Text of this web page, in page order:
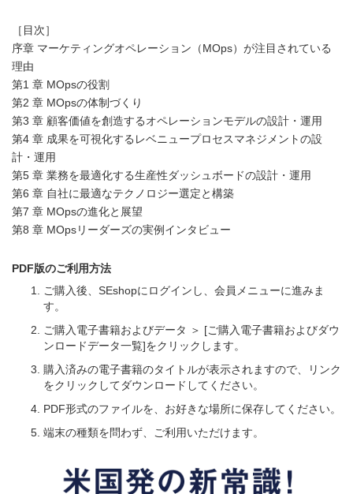
［目次］
序章 マーケティングオペレーション（MOps）が注目されている
理由
第1 章 MOpsの役割
第2 章 MOpsの体制づくり
第3 章 顧客価値を創造するオペレーションモデルの設計・運用
第4 章 成果を可視化するレベニュープロセスマネジメントの設
計・運用
第5 章 業務を最適化する生産性ダッシュボードの設計・運用
第6 章 自社に最適なテクノロジー選定と構築
第7 章 MOpsの進化と展望
第8 章 MOpsリーダーズの実例インタビュー
PDF版のご利用方法
ご購入後、SEshopにログインし、会員メニューに進みま
す。
ご購入電子書籍およびデータ ＞ [ご購入電子書籍およびダウ
ンロードデータ一覧]をクリックします。
購入済みの電子書籍のタイトルが表示されますので、リンク
をクリックしてダウンロードしてください。
PDF形式のファイルを、お好きな場所に保存してください。
端末の種類を問わず、ご利用いただけます。